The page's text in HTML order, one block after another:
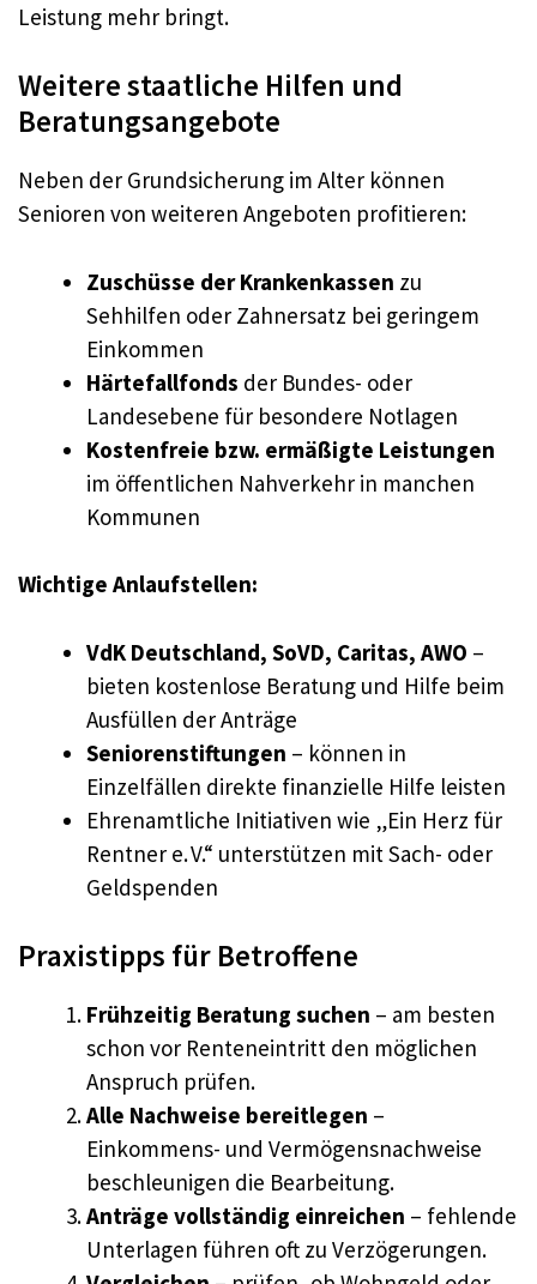
Leistung mehr bringt.
Weitere staatliche Hilfen und
Beratungsangebote
Neben der Grundsicherung im Alter können
Senioren von weiteren Angeboten profitieren:
Zuschüsse der Krankenkassen zu
Sehhilfen oder Zahnersatz bei geringem
Einkommen
Härtefallfonds der Bundes- oder
Landesebene für besondere Notlagen
Kostenfreie bzw. ermäßigte Leistungen
im öffentlichen Nahverkehr in manchen
Kommunen
Wichtige Anlaufstellen:
VdK Deutschland, SoVD, Caritas, AWO –
bieten kostenlose Beratung und Hilfe beim
Ausfüllen der Anträge
Seniorenstiftungen – können in
Einzelfällen direkte finanzielle Hilfe leisten
Ehrenamtliche Initiativen wie „Ein Herz für
Rentner e. V.“ unterstützen mit Sach- oder
Geldspenden
Praxistipps für Betroffene
Frühzeitig Beratung suchen – am besten
schon vor Renteneintritt den möglichen
Anspruch prüfen.
Alle Nachweise bereitlegen –
Einkommens- und Vermögensnachweise
beschleunigen die Bearbeitung.
Anträge vollständig einreichen – fehlende
Unterlagen führen oft zu Verzögerungen.